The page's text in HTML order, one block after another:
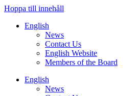
Hoppa till innehåll
English
News
Contact Us
English Website
Members of the Board
English
News